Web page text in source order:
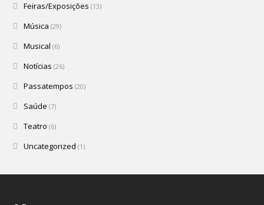
Feiras/Exposições (13)
Música (29)
Musical (6)
Notícias (26)
Passatempos (20)
Saúde (7)
Teatro (6)
Uncategorized (1)